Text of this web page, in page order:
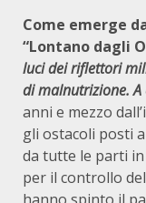
Come emerge
“Lontano dagli
luci dei riflettori
di malnutrizione. A
anni e mezzo
gli ostacoli posti
da tutte le parti
per il controllo